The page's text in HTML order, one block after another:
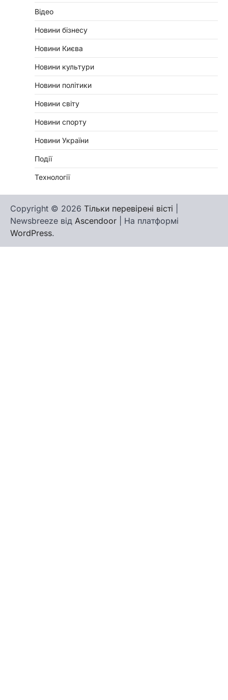
Відео
Новини бізнесу
Новини Києва
Новини культури
Новини політики
Новини світу
Новини спорту
Новини України
Події
Технології
Copyright © 2026 Тільки перевірені вісті
Newsbreeze від Ascendoor | На платформі
WordPress.